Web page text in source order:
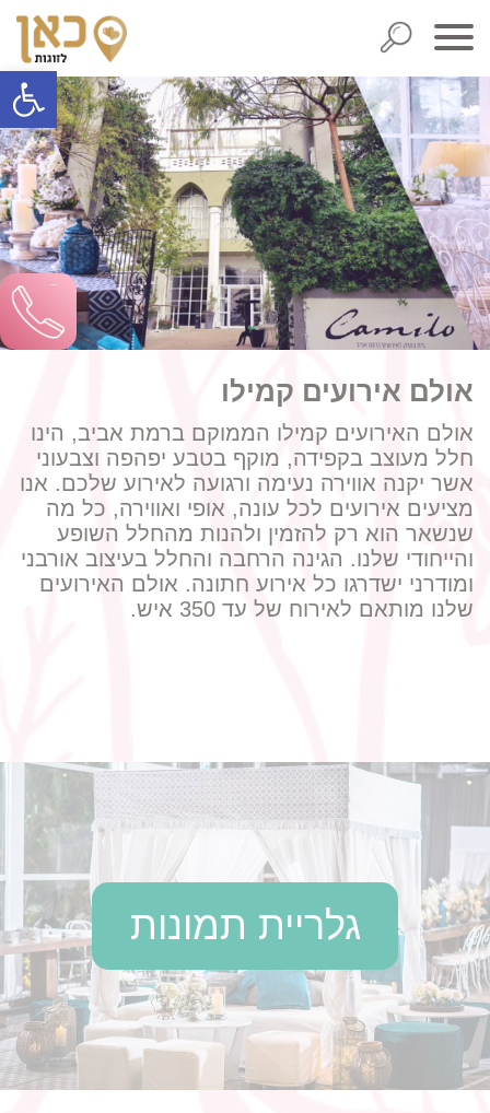
פתח
אולם אירועים קמילו
אולם האירועים קמילו הממוקם ברמת אביב, הינו
חלל מעוצב בקפידה, מוקף בטבע יפהפה וצבעוני
אשר יקנה אווירה נעימה ורגועה לאירוע שלכם. אנו
מציעים אירועים לכל עונה, אופי ואווירה, כל מה
שנשאר הוא רק להזמין ולהנות מהחלל השופע
והייחודי שלנו. הגינה הרחבה והחלל בעיצוב אורבני
ומודרני ישדרגו כל אירוע חתונה. אולם האירועים
שלנו מותאם לאירוח של עד 350 איש.
גלריית תמונות